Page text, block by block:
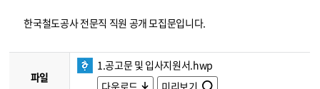
한국철도공사 전문직 직원 공개 모집문입니다.
파일
1.공고문 및 입사지원서.hwp
다운로드
미리보기